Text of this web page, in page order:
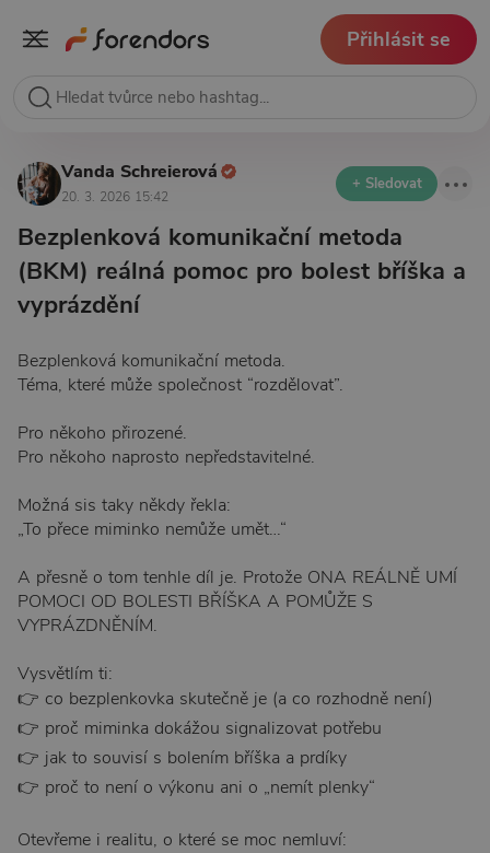
Přihlásit se
Vanda Schreierová
20. 3. 2026 15:42
+ Sledovat
Bezplenková komunikační metoda
(BKM) reálná pomoc pro bolest bříška a
vyprázdění
Bezplenková komunikační metoda.
Téma, které může společnost “rozdělovat”.
Pro někoho přirozené.
Pro někoho naprosto nepředstavitelné.
Možná sis taky někdy řekla:
„To přece miminko nemůže umět…“
A přesně o tom tenhle díl je. Protože ONA REÁLNĚ UMÍ
POMOCI OD BOLESTI BŘÍŠKA A POMŮŽE S
VYPRÁZDNĚNÍM.
Vysvětlím ti:
👉 co bezplenkovka skutečně je (a co rozhodně není)
👉 proč miminka dokážou signalizovat potřebu
👉 jak to souvisí s bolením bříška a prdíky
👉 proč to není o výkonu ani o „nemít plenky“
Otevřeme i realitu, o které se moc nemluví: